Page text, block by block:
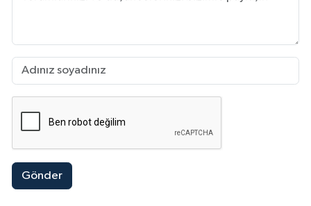
Gönder